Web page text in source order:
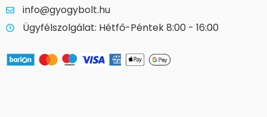
info@gyogybolt.hu
Ügyfélszolgálat: Hétfő-Péntek 8:00 - 16:00